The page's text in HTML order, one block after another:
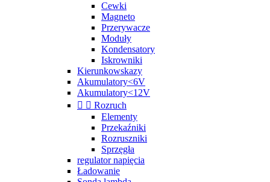
Cewki
Magneto
Przerywacze
Moduły
Kondensatory
Iskrowniki
Kierunkowskazy
Akumulatory<6V
Akumulatory<12V
  Rozruch
Elementy
Przekaźniki
Rozruszniki
Sprzęgła
regulator napięcia
Ładowanie